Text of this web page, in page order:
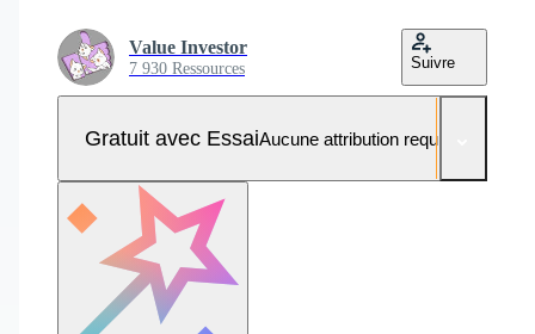
Value Investor
7 930 Ressources Suivre
Gratuit avec EssaiAucune attribution requise